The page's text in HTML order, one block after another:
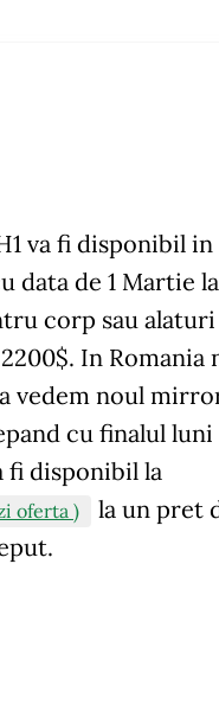
va fi disponibil in
data de 1 Martie
corp sau
In Romania
vedem noul
cu finalul luni
fi disponibil la
oferta )
la un pret